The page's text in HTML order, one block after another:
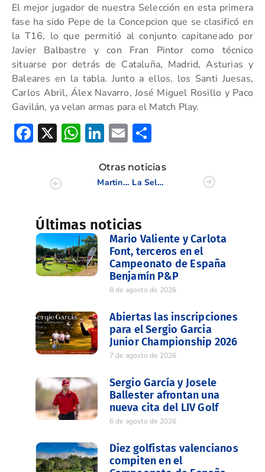
El mejor jugador de nuestra Selección en esta primera
fase ha sido Pepe de la Concepcion que se clasificó en
la T16, lo que permitió al conjunto capitaneado por
Javier Balbastre y con Fran Pintor como técnico
situarse por detrás de Cataluña, Madrid, Asturias y
Baleares en la tabla. Junto a ellos, los Santi Juesas,
Carlos Abril, Álex Navarro, José Miguel Rosillo y Paco
Gavilán, ya velan armas para el Match Play.
Facebook
X WhatsApp
LinkedIn
Email
Otras noticias
Martina Navarro y Raúl Gómez disputan el Campeonato de Europa S16
La Selección Valenciana jugará las semifinales del Absoluto de FFAA contra Cataluña
Últimas noticias
Mario Valiente y Carlota
Font, terceros en el
Campeonato de España
Benjamín P&P
8 de agosto de 2026
Abiertas las inscripciones
para el Sergio Garcia
Junior Championship 2026
7 de agosto de 2026
Sergio García y Josele
Ballester afrontan una
nueva cita del LIV Golf
6 de agosto de 2026
Diez golfistas valencianos
compiten en el